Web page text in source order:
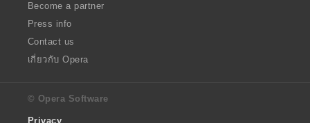
Become a partner
Press info
Contact us
เกี่ยวกับ Opera
© Opera Software
Privacy